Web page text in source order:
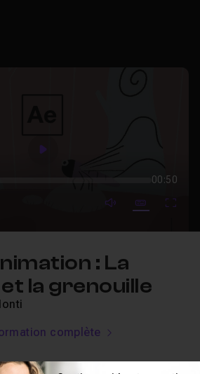
Play
00:50
mute video
Subtitles
: La
la grenouille
complète